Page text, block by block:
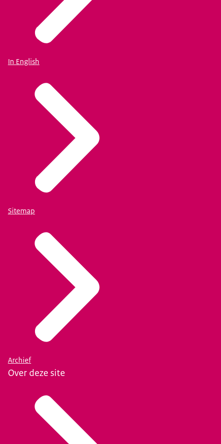
In English
Sitemap
Archief
Over deze site